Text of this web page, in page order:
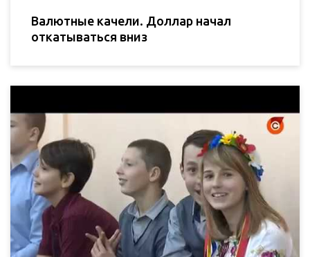
Валютные качели. Доллар начал
откатываться вниз